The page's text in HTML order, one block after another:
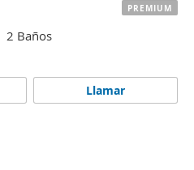
2 Baños
Llamar
PREMIUM